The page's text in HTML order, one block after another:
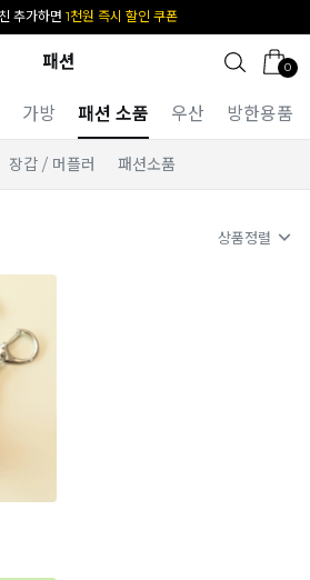
] 앱 다운받고2% 결제 할인 받기
패션 0
가방 패션 소품 우산 방한용품
장갑 / 머플러 패션소품
상품정렬